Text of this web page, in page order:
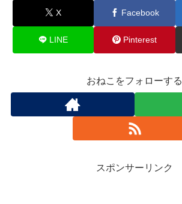
X Facebook
LINE Pinterest
おねこをフォローする
スポンサーリンク